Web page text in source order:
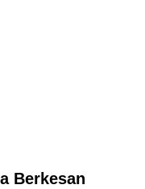
Berkesan